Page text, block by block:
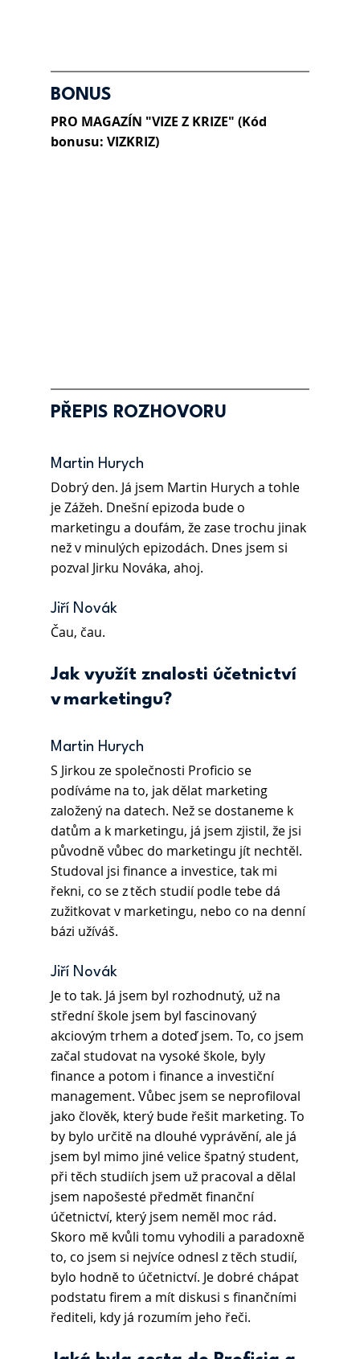
BONUS
PRO MAGAZÍN "VIZE Z KRIZE" (Kód
bonusu: VIZKRIZ)
PŘEPIS ROZHOVORU
Martin Hurych
Dobrý den. Já jsem Martin Hurych a tohle
je Zážeh. Dnešní epizoda bude o
marketingu a doufám, že zase trochu jinak
než v minulých epizodách. Dnes jsem si
pozval Jirku Nováka, ahoj.
Jiří Novák
Čau, čau.
Jak využít znalosti účetnictví
v marketingu?
Martin Hurych
S Jirkou ze společnosti Proficio se
podíváme na to, jak dělat marketing
založený na datech. Než se dostaneme k
datům a k marketingu, já jsem zjistil, že jsi
původně vůbec do marketingu jít nechtěl.
Studoval jsi finance a investice, tak mi
řekni, co se z těch studií podle tebe dá
zužitkovat v marketingu, nebo co na denní
bázi užíváš.
Jiří Novák
Je to tak. Já jsem byl rozhodnutý, už na
střední škole jsem byl fascinovaný
akciovým trhem a doteď jsem. To, co jsem
začal studovat na vysoké škole, byly
finance a potom i finance a investiční
management. Vůbec jsem se neprofiloval
jako člověk, který bude řešit marketing. To
by bylo určitě na dlouhé vyprávění, ale já
jsem byl mimo jiné velice špatný student,
při těch studiích jsem už pracoval a dělal
jsem napošesté předmět finanční
účetnictví, který jsem neměl moc rád.
Skoro mě kvůli tomu vyhodili a paradoxně
to, co jsem si nejvíce odnesl z těch studií,
bylo hodně to účetnictví. Je dobré chápat
podstatu firem a mít diskusi s finančními
řediteli, kdy já rozumím jeho řeči.